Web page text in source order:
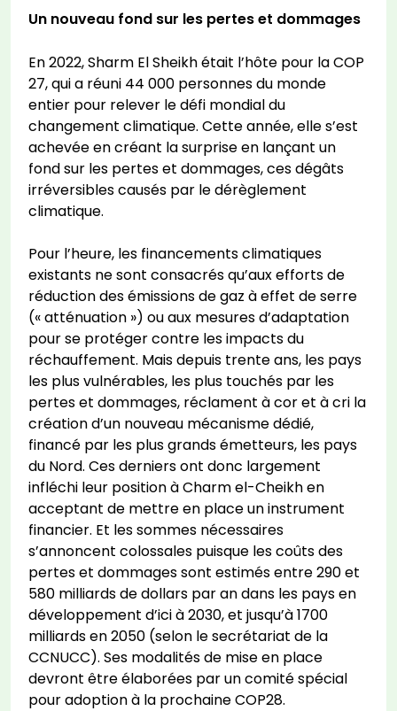
Un nouveau fond sur les pertes et dommages
En 2022, Sharm El Sheikh était l’hôte pour la COP
27, qui a réuni 44 000 personnes du monde
entier pour relever le défi mondial du
changement climatique. Cette année, elle s’est
achevée en créant la surprise en lançant un
fond sur les pertes et dommages, ces dégâts
irréversibles causés par le dérèglement
climatique.
Pour l’heure, les financements climatiques
existants ne sont consacrés qu’aux efforts de
réduction des émissions de gaz à effet de serre
(« atténuation ») ou aux mesures d’adaptation
pour se protéger contre les impacts du
réchauffement. Mais depuis trente ans, les pays
les plus vulnérables, les plus touchés par les
pertes et dommages, réclament à cor et à cri la
création d’un nouveau mécanisme dédié,
financé par les plus grands émetteurs, les pays
du Nord. Ces derniers ont donc largement
infléchi leur position à Charm el-Cheikh en
acceptant de mettre en place un instrument
financier. Et les sommes nécessaires
s’annoncent colossales puisque les coûts des
pertes et dommages sont estimés entre 290 et
580 milliards de dollars par an dans les pays en
développement d’ici à 2030, et jusqu’à 1700
milliards en 2050 (selon le secrétariat de la
CCNUCC). Ses modalités de mise en place
devront être élaborées par un comité spécial
pour adoption à la prochaine COP28.